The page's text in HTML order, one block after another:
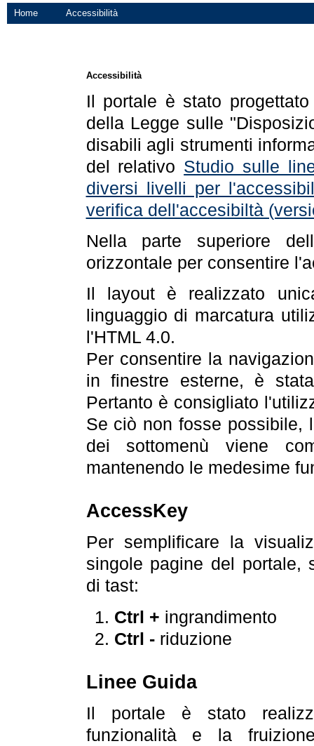
Home Accessibilità
Accessibilità
Il portale è stato
della Legge sulle
disabili agli strumenti
del relativo Studio sulle
diversi livelli per
verifica dell'accesibiltà
Nella parte superiore
orizzontale per consentire
Il layout è realizzato
linguaggio di marcatura
l'HTML 4.0.
Per consentire la
in finestre esterne, è
Pertanto è consigliato
Se ciò non fosse possibile,
dei sottomenù viene
mantenendo le medesime
AccessKey
Per semplificare la
singole pagine del portale,
di tast:
Ctrl + ingrandimento
Ctrl -riduzione
Linee Guida
Il portale è stato
funzionalità e la